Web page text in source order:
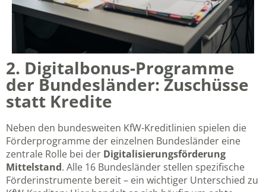
2. Digitalbonus-Programme
der Bundesländer: Zuschüsse
statt Kredite
Neben den bundesweiten KfW-Kreditlinien spielen die
Förderprogramme der einzelnen Bundesländer eine
zentrale Rolle bei der Digitalisierungsförderung
Mittelstand. Alle 16 Bundesländer stellen spezifische
Förderinstrumente bereit – ein wichtiger Unterschied zu